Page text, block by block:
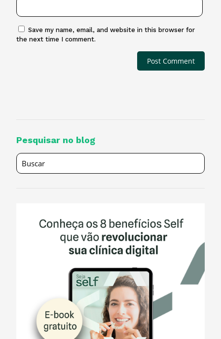
Save my name, email, and website in this browser for
the next time I comment.
Pesquisar no blog